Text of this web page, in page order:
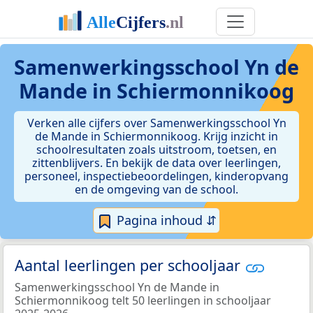
Samenwerkingsschool Yn de
Mande in Schiermonnikoog
Verken alle cijfers over Samenwerkingsschool Yn
de Mande in Schiermonnikoog. Krijg inzicht in
schoolresultaten zoals uitstroom, toetsen, en
zittenblijvers. En bekijk de data over leerlingen,
personeel, inspectiebeoordelingen, kinderopvang
en de omgeving van de school.
Pagina inhoud ⇵
Aantal leerlingen per schooljaar
Samenwerkingsschool Yn de Mande in
Schiermonnikoog telt 50 leerlingen in schooljaar